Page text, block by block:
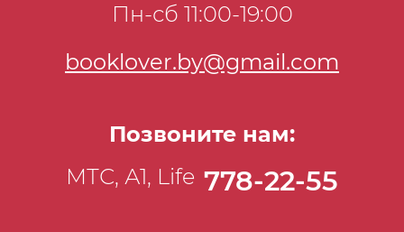
Пн-сб 11:00-19:00
booklover.by@gmail.com
Позвоните нам:
МТС, А1, Life 778-22-55